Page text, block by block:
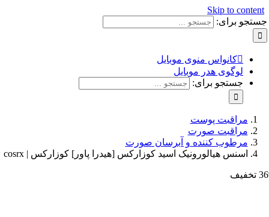
Skip to
برای:
کانواس منوی موبایل
لوگوی هدر موبایل
جستجو برای:
مراقبت پوست
مراقبت صورت
مرطوب کننده و آبرسان صورت
اسنس هیالورونیک اسید کوزارکس [هیدرا پاور] کوزارکس | cosrx